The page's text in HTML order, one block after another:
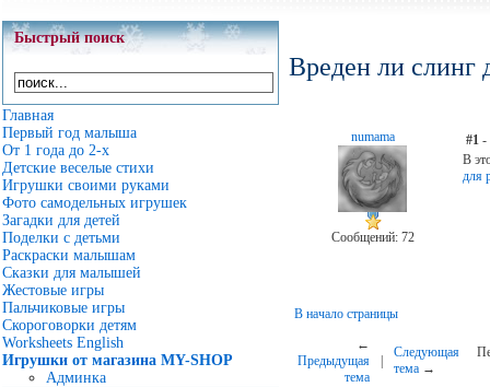
Быстрый поиск
Главная
Первый год малыша
От 1 года до 2-х
Детские веселые стихи
Игрушки своими руками
Фото самодельных игрушек
Загадки для детей
Поделки с детьми
Раскраски малышам
Сказки для малышей
Жестовые игры
Пальчиковые игры
Скороговорки детям
Worksheets English
Игрушки от магазина MY-SHOP
Админка
Вреден ли слинг
numama
Сообщений: 72
#1 -
В
для
В начало страницы
←
Предыдущая
тема
|
Следующая
тема→